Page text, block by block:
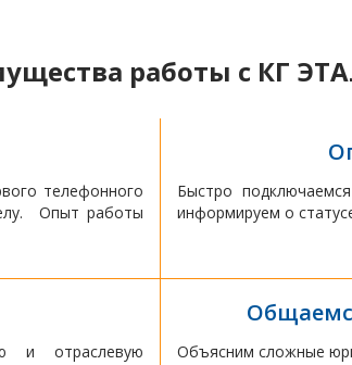
работы с КГ
телефонного
Опыт работы
Быстро
информируем о
и отраслевую
Объясним сложные